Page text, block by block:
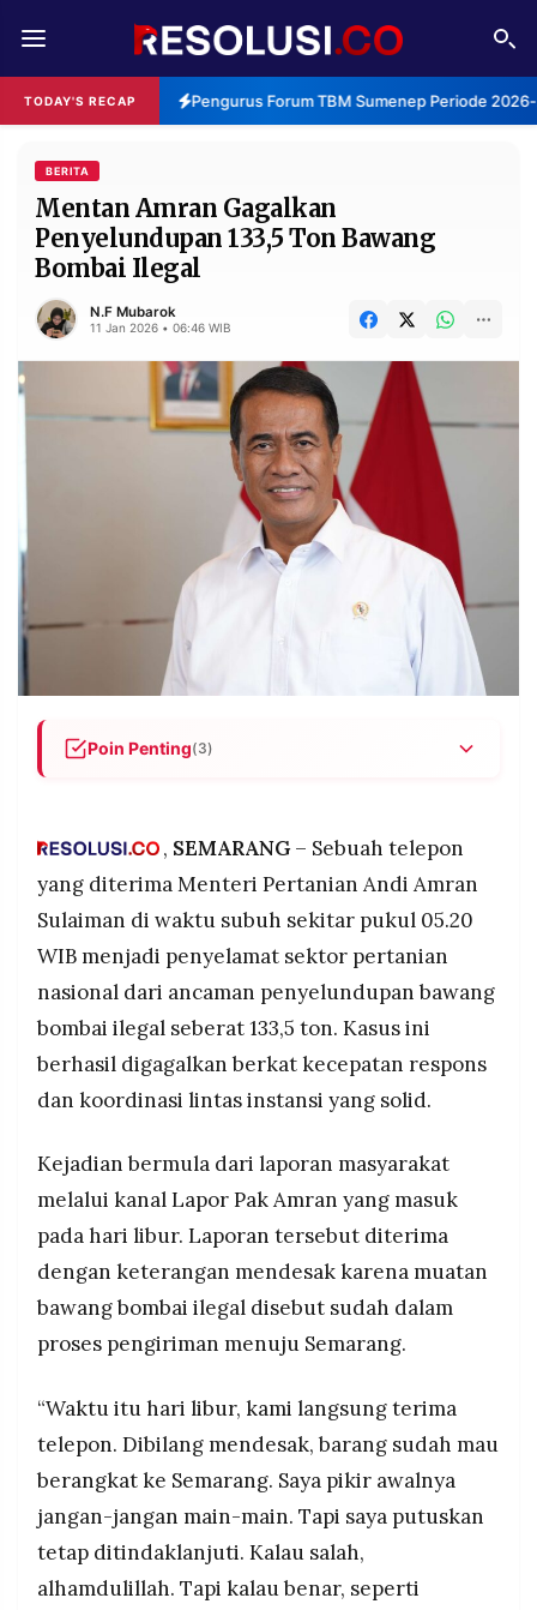
TODAY'S RECAP Pengurus Forum TBM Sumenep Periode 2026-
REDAKSI TENTANG
RESOLUSI IKLAN
RUBRIKASI
EDITORIAL AKSARA
FINANSIA PERSONA
DAERAH NASIONAL
MANCA SPORT
BERITA
WARGA
IKLAN
KIRIM
TERM
OF
SERVICE
©
RESOLUSI
PRAMUDITA
©
-
2026
PT.
RESOLUSI
PRAMUDITA
BERITA
Mentan Amran Gagalkan
Penyelundupan 133,5 Ton Bawang
Bombai Ilegal
N.F Mubarok
11 Jan 2026 • 06:46 WIB
Poin Penting(3)
menggagalkan penyelundupan 133,5 ton
lintas instansi selama enam jam mengamankan
6.172 karung yang tiba dari Pontianak
menggunakan tujuh truk di Pelabuhan Tanjung
Emas Semarang.
Mentan Amran menegaskan ancaman terbesar
bukan nilai ekonomi tetapi potensi penyakit yang
dibawa komoditas ilegal, seperti bakteri dan
jamur yang dapat merusak ekosistem pertanian
nasional dan merugikan lebih dari 100 juta petani,
kerugian Rp135 triliun.
Kasus ini diproses tanpa toleransi dengan
melibatkan Polda Jateng, TNI, dan Polisi Militer,
menangani ribuan aduan terbukti efektif sebagai
jalur partisipasi publik dalam menjaga sektor
pertanian dari praktik penyelundupan dan mafia
, SEMARANG– Sebuah telepon
yang diterima Menteri Pertanian Andi Amran
Sulaiman di waktu subuh sekitar pukul 05.20
WIB menjadi penyelamat sektor pertanian
nasional dari ancaman penyelundupan bawang
bombai ilegal seberat 133,5 ton. Kasus ini
berhasil digagalkan berkat kecepatan respons
dan koordinasi lintas instansi yang solid.
Kejadian bermula dari laporan masyarakat
melalui kanal Lapor Pak Amran yang masuk
pada hari libur. Laporan tersebut diterima
dengan keterangan mendesak karena muatan
bawang bombai ilegal disebut sudah dalam
proses pengiriman menuju Semarang.
“Waktu itu hari libur, kami langsung terima
telepon. Dibilang mendesak, barang sudah mau
berangkat ke Semarang. Saya pikir awalnya
jangan-jangan main-main. Tapi saya putuskan
tetap ditindaklanjuti. Kalau salah,
alhamdulillah. Tapi kalau benar, seperti